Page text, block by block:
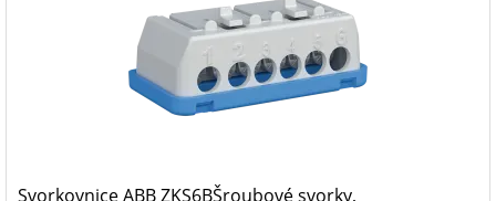
Svorkovnice ABB ZKS6BŠroubové svorky,